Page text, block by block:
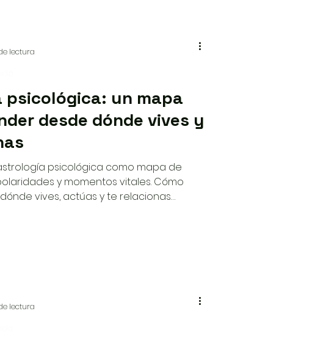
un mapa
desde dónde vives y
psicológica como mapa de
y momentos vitales. Cómo
vives, actúas y te relacionas
lectura
lectura